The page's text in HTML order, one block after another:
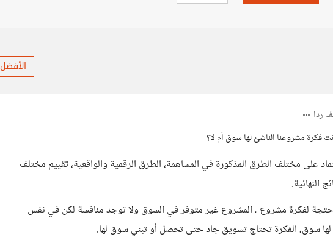
الأفضل
ردا
فكرة مشروعنا الناشئ لها سوق أم لا؟
على مختلف الطرق المذكورة في المساهمة، الطرق الرقمية والواقعية، تقييم مختلف
النهائية.
لفكرة مشروع ، المشروع غير متوفر في السوق ولا توجد منافسة لكن في نفس
سوق، الفكرة تحتاج تسويق جاد حتى تحصل أو تبني سوق لها.